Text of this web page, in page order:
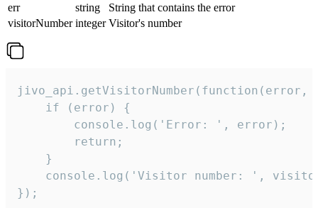
err
string
String that contains the error
visitorNumber integer Visitor's number
jivo_api.getVisitorNumber(function(error,
    if (error) {
        console.log('Error: ', error);
        return;
    }
console.log('Visitor number: ',
});